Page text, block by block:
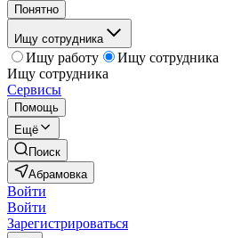
Понятно
Ищу сотрудника
Ищу работу
Ищу сотрудника
Ищу сотрудника
Сервисы
Помощь
Ещё
Поиск
Абрамовка
Войти
Войти
Зарегистрироваться